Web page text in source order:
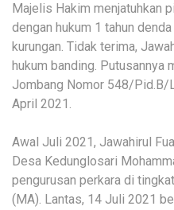
Majelis Hakim menjatuhkan
dengan hukum 1 tahun
kurungan. Tidak terima,
hukum banding. Putusannya
Jombang Nomor 548/
April 2021.
Awal Juli 2021, Jawahirul
Desa Kedunglosari
pengurusan perkara di
(MA). Lantas, 14 Juli 2021